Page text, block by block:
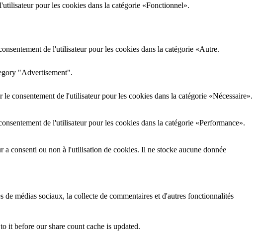
pour les cookies dans la catégorie «Fonctionnel».
de l'utilisateur pour les cookies dans la catégorie «Autre.
"Advertisement".
consentement de l'utilisateur pour les cookies dans la catégorie «Nécessaire».
de l'utilisateur pour les cookies dans la catégorie «Performance».
consenti ou non à l'utilisation de cookies. Il ne stocke aucune donnée
médias sociaux, la collecte de commentaires et d'autres fonctionnalités
it before our share count cache is updated.